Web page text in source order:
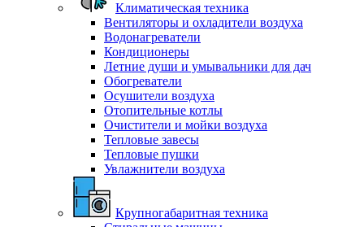
Климатическая техника
Вентиляторы и охладители воздуха
Водонагреватели
Кондиционеры
Летние души и умывальники для дач
Обогреватели
Осушители воздуха
Отопительные котлы
Очистители и мойки воздуха
Тепловые завесы
Тепловые пушки
Увлажнители воздуха
Крупногабаритная техника